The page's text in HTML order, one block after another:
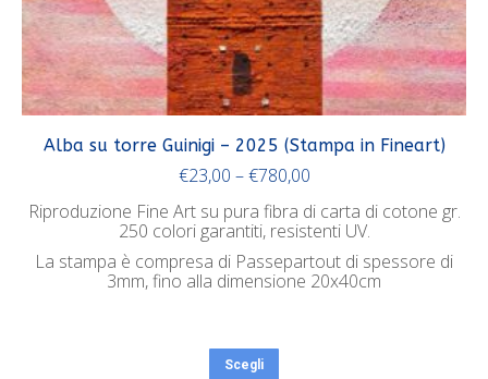
Alba su torre Guinigi – 2025 (Stampa in Fineart)
€23,00 –€780,00
Riproduzione Fine Art su pura fibra di carta di cotone gr.
250 colori garantiti, resistenti UV.
La stampa è compresa di Passepartout di spessore di
3mm, fino alla dimensione 20x40cm
Scegli